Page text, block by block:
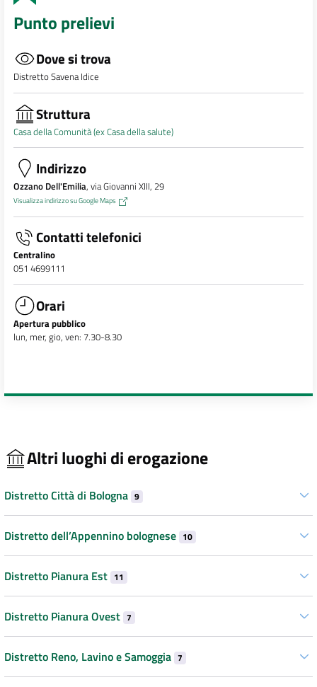
Punto prelievi
Dove si trova
Distretto Savena Idice
Struttura
Casa della Comunità (ex Casa della salute)
Indirizzo
Ozzano Dell'Emilia, via Giovanni XIII, 29
Visualizza indirizzo su Google Maps
Contatti telefonici
Centralino
051 4699111
Orari
Apertura pubblico
lun, mer, gio, ven: 7.30-8.30
Altri luoghi di erogazione
Distretto Città di Bologna 9
Distretto dell’Appennino bolognese 10
Distretto Pianura Est 11
Distretto Pianura Ovest 7
Distretto Reno, Lavino e Samoggia 7